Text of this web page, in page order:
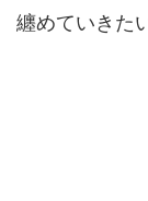
纏めていきた